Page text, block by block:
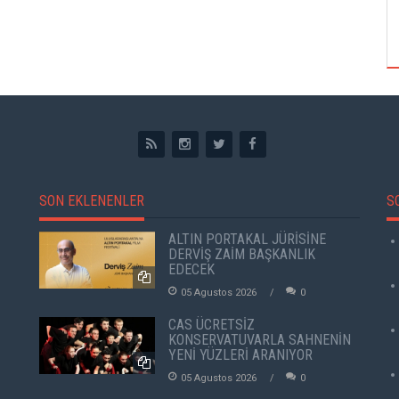
SON EKLENENLER
ALTIN PORTAKAL JÜRİSİNE
DERVİŞ ZAİM BAŞKANLIK
EDECEK
05 Agustos 2026 0
CAS ÜCRETSİZ
KONSERVATUVARLA SAHNENİN
YENİ YÜZLERİ ARANIYOR
05 Agustos 2026 0